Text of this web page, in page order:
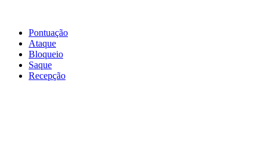
Pontuação
Ataque
Bloqueio
Saque
Recepção